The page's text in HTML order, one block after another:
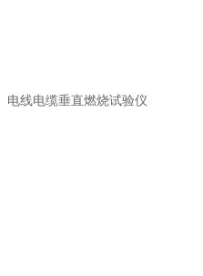
电线电缆垂直燃烧试验仪